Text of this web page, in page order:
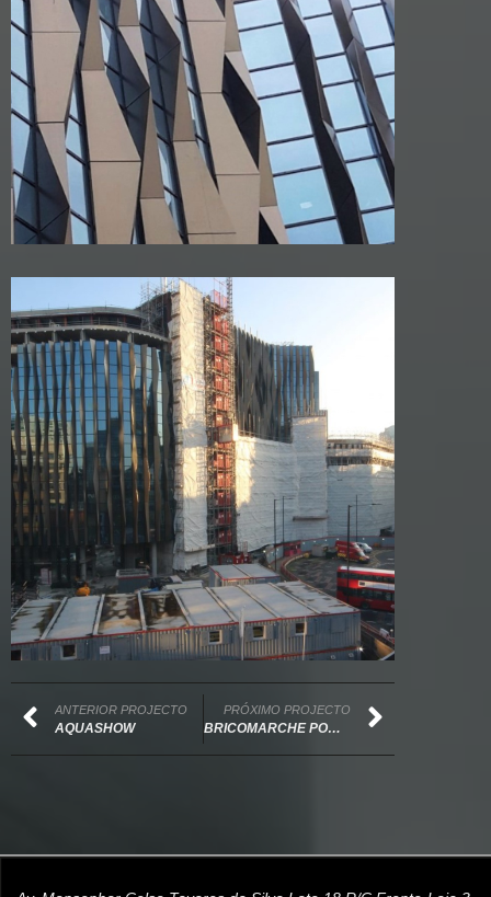
ANTERIOR PROJECTO
AQUASHOW
PRÓXIMO PROJECTO
BRICOMARCHE POMBAL